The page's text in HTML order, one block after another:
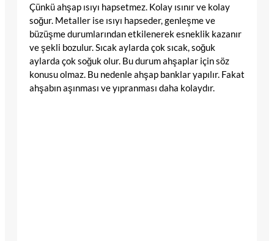
Çünkü ahşap ısıyı hapsetmez. Kolay ısınır ve kolay
soğur. Metaller ise ısıyı hapseder, genleşme ve
büzüşme durumlarından etkilenerek esneklik kazanır
ve şekli bozulur. Sıcak aylarda çok sıcak, soğuk
aylarda çok soğuk olur. Bu durum ahşaplar için söz
konusu olmaz. Bu nedenle ahşap banklar yapılır. Fakat
ahşabın aşınması ve yıpranması daha kolaydır.